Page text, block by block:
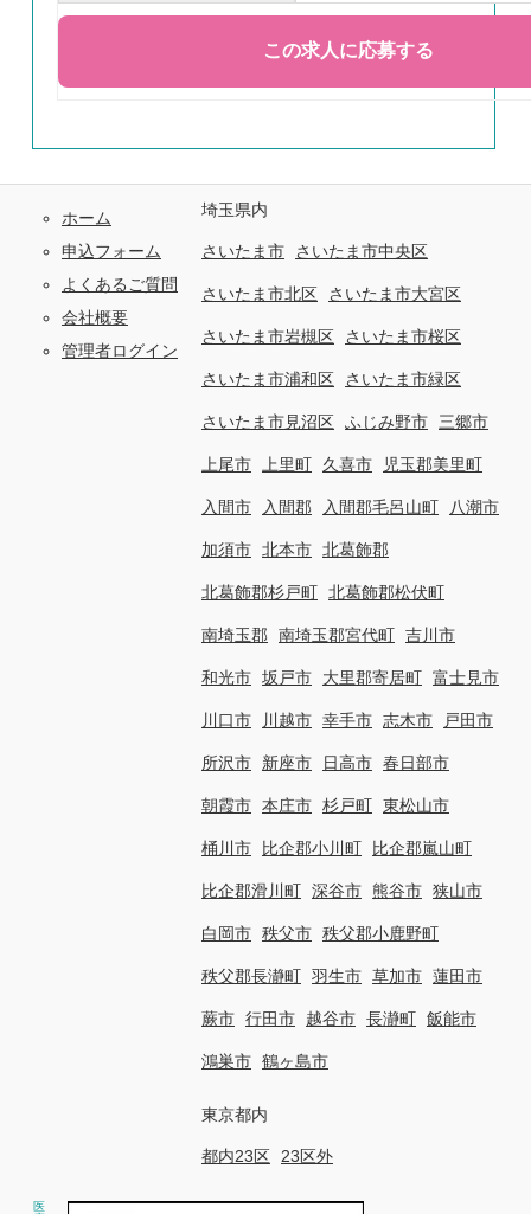
ホーム
申込フォーム
よくあるご質問
会社概要
管理者ログイン
埼玉県内
さいたま市 さいたま市中央区
さいたま市北区 さいたま市大宮区
さいたま市岩槻区 さいたま市桜区
さいたま市浦和区 さいたま市緑区
さいたま市見沼区 ふじみ野市 三郷市
上尾市 上里町 久喜市 児玉郡美里町
入間市 入間郡 入間郡毛呂山町 八潮市
加須市 北本市 北葛飾郡
北葛飾郡杉戸町 北葛飾郡松伏町
南埼玉郡 南埼玉郡宮代町 吉川市
和光市 坂戸市 大里郡寄居町 富士見市
川口市 川越市 幸手市 志木市 戸田市
所沢市 新座市 日高市 春日部市
朝霞市 本庄市 杉戸町 東松山市
桶川市 比企郡小川町 比企郡嵐山町
比企郡滑川町 深谷市 熊谷市 狭山市
白岡市 秩父市 秩父郡小鹿野町
秩父郡長瀞町 羽生市 草加市 蓮田市
蕨市 行田市 越谷市 長瀞町 飯能市
鴻巣市 鶴ヶ島市
東京都内
都内23区 23区外
医